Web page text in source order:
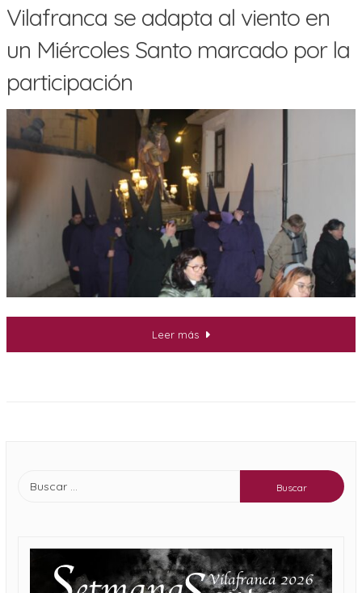
Vilafranca se adapta al viento en
un Miércoles Santo marcado por la
participación
Leer más